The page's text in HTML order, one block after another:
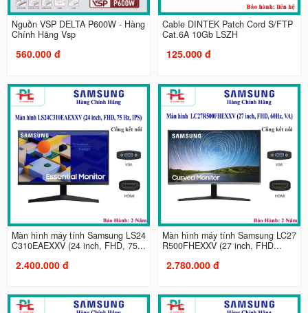
Nguồn VSP DELTA P600W - Hàng
Chính Hãng Vsp
560.000 đ
Cable DINTEK Patch Cord S/FTP
Cat.6A 10Gb LSZH
125.000 đ
Màn hình máy tính Samsung LS24
C310EAEXXV (24 inch, FHD, 75...
2.400.000 đ
Màn hình máy tính Samsung LC27
R500FHEXXV (27 inch, FHD...
2.780.000 đ